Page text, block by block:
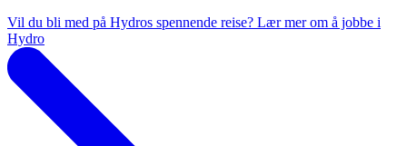
Vil du bli med på Hydros spennende reise? Lær mer om å jobbe i
Hydro